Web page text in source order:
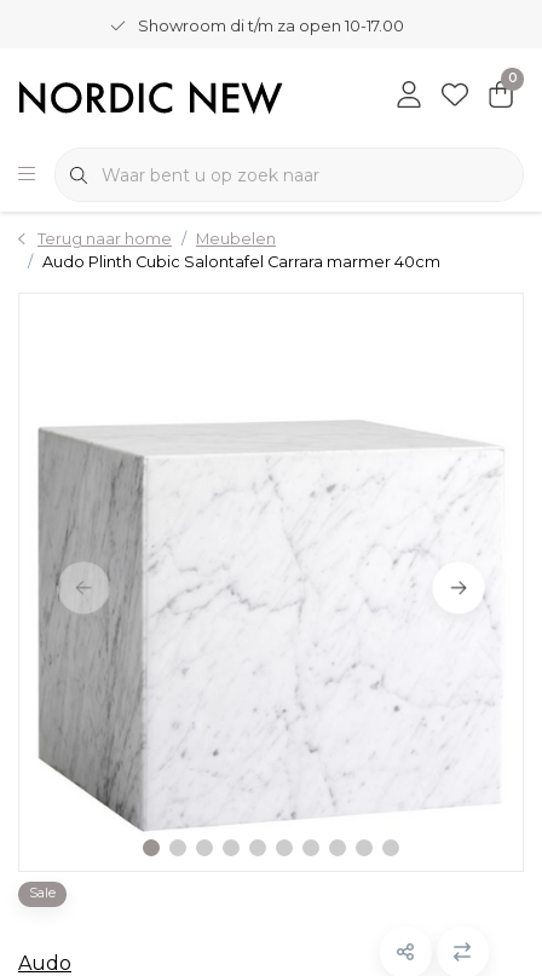
Showroom di t/m za open 10-17.00
0
Terug naar home
Meubelen
Audo Plinth Cubic Salontafel Carrara marmer 40cm
Sale
Audo